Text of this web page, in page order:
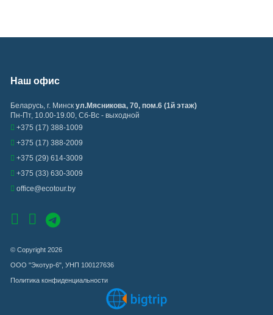
Наш офис
Беларусь, г. Минск ул.Мясникова, 70, пом.6 (1й этаж)
Пн-Пт, 10.00-19.00, Сб-Вс - выходной
+375 (17) 388-1009
+375 (17) 388-2009
+375 (29) 614-3009
+375 (33) 630-3009
office@ecotour.by
© Copyright 2026
ООО "Экотур-6", УНП 100127636
Политика конфиденциальности